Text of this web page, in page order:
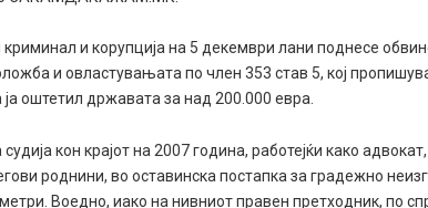
и корупција на 5 декември лани поднесе
и овластувањата по член 353 став 5, кој
ја оштетил државата за над 200.000 евра.
кон крајот на 2007 година, работејќи како
роднини, во оставинска постапка за градежно
Воедно, иако на нивниот правен претходник, по